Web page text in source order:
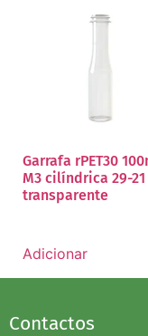
Garrafa rPET30
M3 cilíndrica 29-21
transparente
Adicionar
Contactos